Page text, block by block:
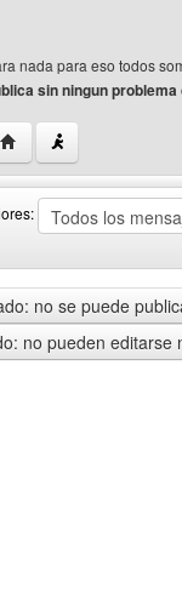
nada para eso todos
sin ningun
Visitar sitio web del
no se puede
no pueden editarse